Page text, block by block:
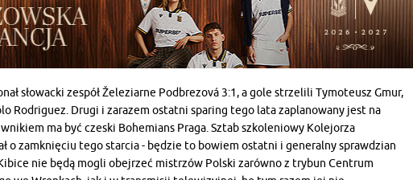
słowacki zespół Železiarne Podbrezová 3:1, a gole strzelili Tymoteusz Gmur,
Rodriguez. Drugi i zarazem ostatni sparing tego lata zaplanowany jest na
ma być czeski Bohemians Praga. Sztab szkoleniowy Kolejorza
o zamknięciu tego starcia - będzie to bowiem ostatni i generalny sprawdzian
nie będą mogli obejrzeć mistrzów Polski zarówno z trybun Centrum